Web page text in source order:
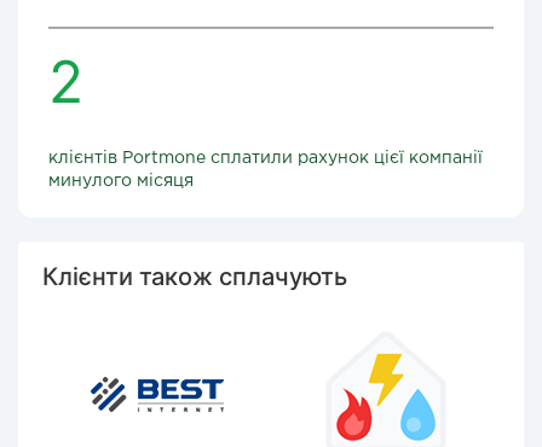
2
клієнтів Portmone сплатили рахунок цієї компанії
минулого місяця
Клієнти також сплачують